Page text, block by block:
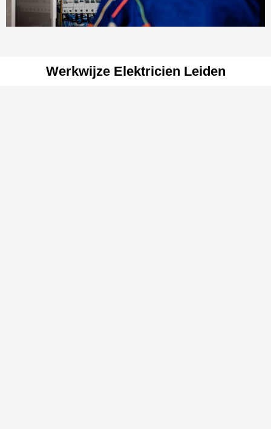
Werkwijze Elektricien Leiden